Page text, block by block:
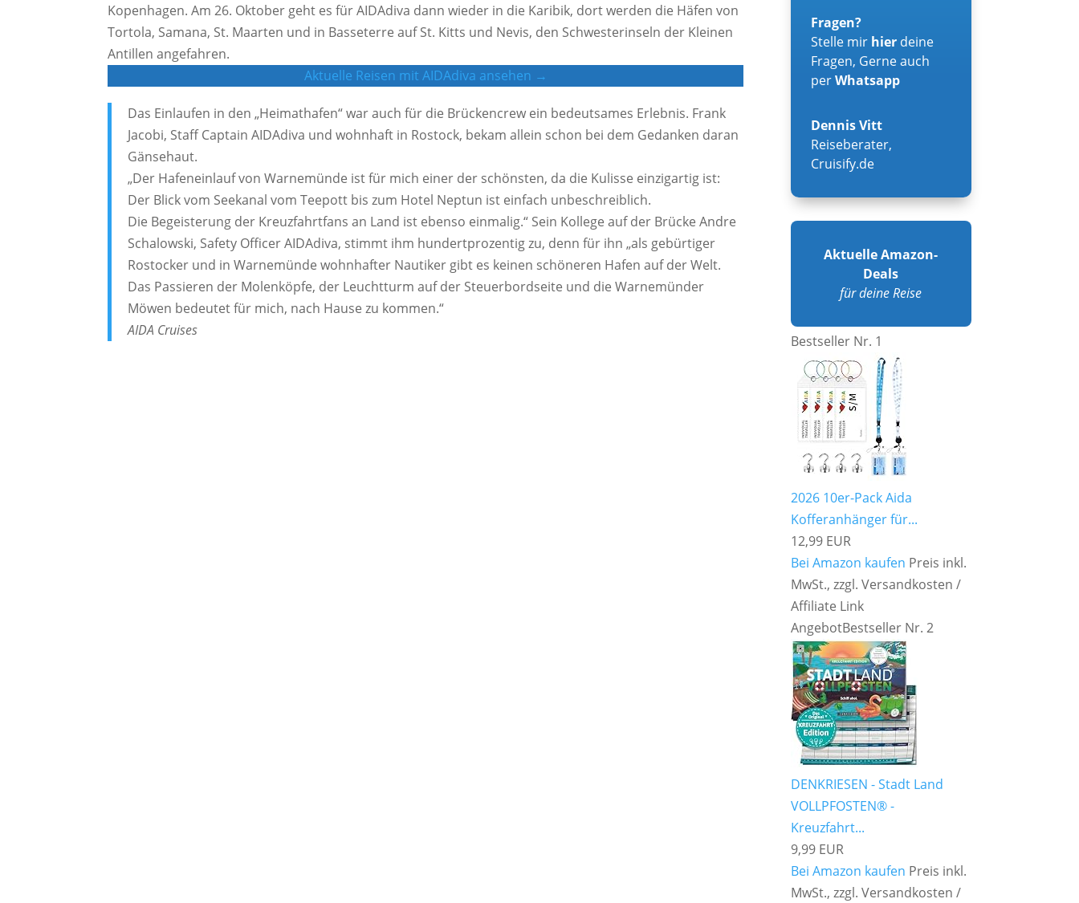
Kopenhagen. Am 26. Oktober geht es für AIDAdiva dann wieder in die Karibik, dort werden die Häfen von
Tortola, Samana, St. Maarten und in Basseterre auf St. Kitts und Nevis, den Schwesterinseln der Kleinen
Antillen angefahren.
Aktuelle Reisen mit AIDAdiva ansehen →
Das Einlaufen in den „Heimathafen“ war auch für die Brückencrew ein bedeutsames Erlebnis. Frank
Jacobi, Staff Captain AIDAdiva und wohnhaft in Rostock, bekam allein schon bei dem Gedanken daran
Gänsehaut.
„Der Hafeneinlauf von Warnemünde ist für mich einer der schönsten, da die Kulisse einzigartig ist:
Der Blick vom Seekanal vom Teepott bis zum Hotel Neptun ist einfach unbeschreiblich.
Die Begeisterung der Kreuzfahrtfans an Land ist ebenso einmalig.“ Sein Kollege auf der Brücke Andre
Schalowski, Safety Officer AIDAdiva, stimmt ihm hundertprozentig zu, denn für ihn „als gebürtiger
Rostocker und in Warnemünde wohnhafter Nautiker gibt es keinen schöneren Hafen auf der Welt.
Das Passieren der Molenköpfe, der Leuchtturm auf der Steuerbordseite und die Warnemünder
Möwen bedeutet für mich, nach Hause zu kommen.“
AIDA Cruises
Fragen?
Stelle mir hier deine
Fragen, Gerne auch
perWhatsapp
Dennis Vitt
Reiseberater,
Cruisify.de
Aktuelle Amazon-
Deals
für deine Reise
Bestseller Nr. 1
2026 10er-Pack Aida
Kofferanhänger für...
12,99 EUR
Bei Amazon kaufen Preis inkl.
MwSt., zzgl. Versandkosten /
Affiliate Link
AngebotBestseller Nr. 2
DENKRIESEN - Stadt Land
VOLLPFOSTEN® -
Kreuzfahrt...
9,99 EUR
Bei Amazon kaufen Preis inkl.
MwSt., zzgl. Versandkosten /